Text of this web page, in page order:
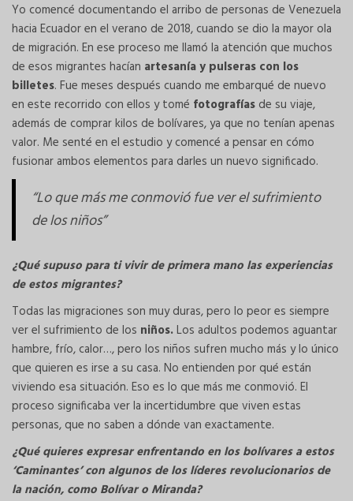
Yo comencé documentando el arribo de personas de Venezuela
hacia Ecuador en el verano de 2018, cuando se dio la mayor ola
de migración. En ese proceso me llamó la atención que muchos
de esos migrantes hacían artesanía y pulseras con los
billetes. Fue meses después cuando me embarqué de nuevo
en este recorrido con ellos y tomé fotografías de su viaje,
además de comprar kilos de bolívares, ya que no tenían apenas
valor. Me senté en el estudio y comencé a pensar en cómo
fusionar ambos elementos para darles un nuevo significado.
“Lo que más me conmovió fue ver el sufrimiento
de los niños”
¿Qué supuso para ti vivir de primera mano las experiencias
de estos migrantes?
Todas las migraciones son muy duras, pero lo peor es siempre
ver el sufrimiento de los niños.Los adultos podemos aguantar
hambre, frío, calor…, pero los niños sufren mucho más y lo único
que quieren es irse a su casa. No entienden por qué están
viviendo esa situación. Eso es lo que más me conmovió. El
proceso significaba ver la incertidumbre que viven estas
personas, que no saben a dónde van exactamente.
¿Qué quieres expresar enfrentando en los bolívares a estos
‘Caminantes’ con algunos de los líderes revolucionarios de
la nación, como Bolívar o Miranda?